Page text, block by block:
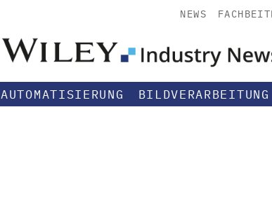
NEWS
AUTOMATISIERUNG BILDVERARBEITUNG